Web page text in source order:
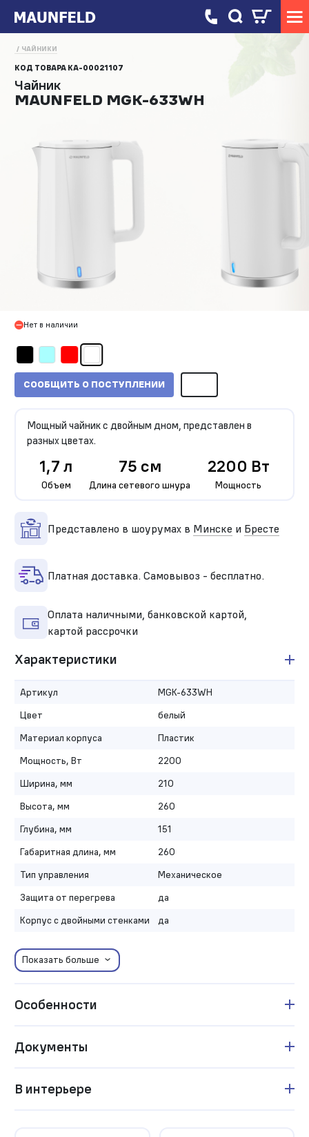
ЧАЙНИКИ
КОД ТОВАРА КА-00021107
Чайник
MAUNFELD MGK-633WH
Нет в наличии
СООБЩИТЬ О ПОСТУПЛЕНИИ
Мощный чайник с двойным дном, представлен в
разных цветах.
1,7 л
Объем
75 см
Длина сетевого шнура
2200 Вт
Мощность
Представлено в шоурумах в Минске и Бресте
Платная доставка. Самовывоз - бесплатно.
Оплата наличными, банковской картой,
картой рассрочки
Характеристики
Артикул
MGK-633WH
Цвет
белый
Материал корпуса
Пластик
Мощность, Вт
2200
Ширина, мм
210
Высота, мм
260
Глубина, мм
151
Габаритная длина, мм
260
Тип управления
Механическое
Защита от перегрева
да
Корпус с двойными стенками
да
Показать больше
Особенности
Документы
В интерьере